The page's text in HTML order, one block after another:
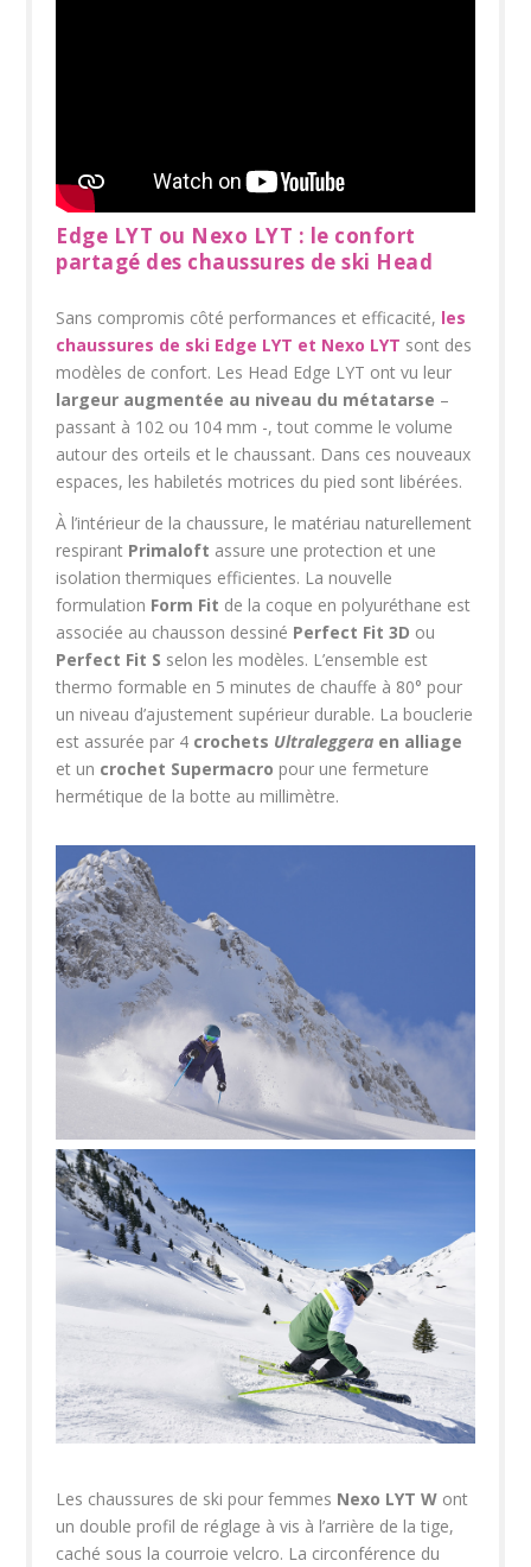
Edge LYT ou Nexo LYT : le confort
partagé des chaussures de ski Head
Sans compromis côté performances et efficacité, les
chaussures de ski Edge LYT et Nexo LYT sont des
modèles de confort. Les Head Edge LYT ont vu leur
largeur augmentée au niveau du métatarse –
passant à 102 ou 104 mm -, tout comme le volume
autour des orteils et le chaussant. Dans ces nouveaux
espaces, les habiletés motrices du pied sont libérées.
À l’intérieur de la chaussure, le matériau naturellement
respirant Primaloft assure une protection et une
isolation thermiques efficientes. La nouvelle
formulation Form Fit de la coque en polyuréthane est
associée au chausson dessiné Perfect Fit 3D ou
Perfect Fit S selon les modèles. L’ensemble est
thermo formable en 5 minutes de chauffe à 80° pour
un niveau d’ajustement supérieur durable. La bouclerie
est assurée par 4 crochets Ultraleggera en alliage
et un crochet Supermacro pour une fermeture
hermétique de la botte au millimètre.
Les chaussures de ski pour femmes Nexo LYT W ont
un double profil de réglage à vis à l’arrière de la tige,
caché sous la courroie velcro. La circonférence du